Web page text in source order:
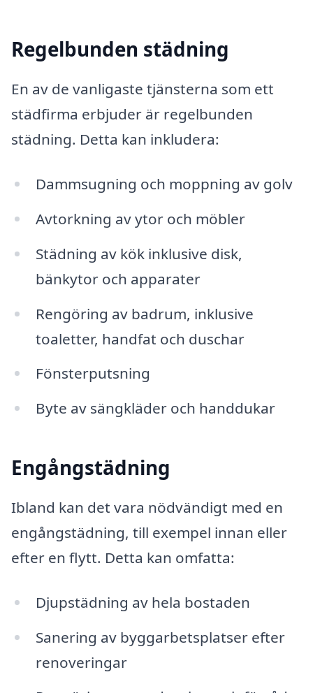
Regelbunden städning
En av de vanligaste tjänsterna som ett
städfirma erbjuder är regelbunden
städning. Detta kan inkludera:
Dammsugning och moppning av golv
Avtorkning av ytor och möbler
Städning av kök inklusive disk,
bänkytor och apparater
Rengöring av badrum, inklusive
toaletter, handfat och duschar
Fönsterputsning
Byte av sängkläder och handdukar
Engångstädning
Ibland kan det vara nödvändigt med en
engångstädning, till exempel innan eller
efter en flytt. Detta kan omfatta:
Djupstädning av hela bostaden
Sanering av byggarbetsplatser efter
renoveringar